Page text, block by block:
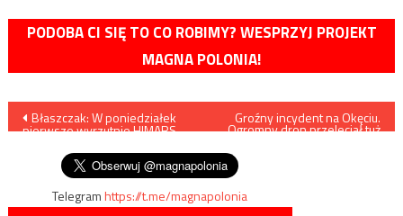
PODOBA CI SIĘ TO CO ROBIMY? WESPRZYJ PROJEKT
MAGNA POLONIA!
Nawigacja
wpisu
Błaszczak: W poniedziałek
pierwsze wyrzutnie HIMARS
Groźny incydent na Okęciu.
Ogromny dron przeleciał tuż
Telegramhttps://t.me/magnapolonia